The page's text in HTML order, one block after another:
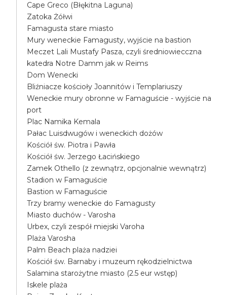
Cape Greco (Błękitna Laguna)
Zatoka Żółwi
Famagusta stare miasto
Mury weneckie Famagusty, wyjście na bastion
Meczet Lali Mustafy Pasza, czyli średniowiecczna
katedra Notre Damm jak w Reims
Dom Wenecki
Bliźniacze kościoły Joannitów i Templariuszy
Weneckie mury obronne w Famaguście - wyjście na
port
Plac Namika Kemala
Pałac Luisdwugów i weneckich dożów
Kościół św. Piotra i Pawła
Kościół św. Jerzego Łacińskiego
Zamek Othello (z zewnątrz, opcjonalnie wewnątrz)
Stadion w Famaguście
Bastion w Famaguście
Trzy bramy weneckie do Famagusty
Miasto duchów - Varosha
Urbex, czyli zespół miejski Varoha
Plaża Varosha
Palm Beach plaża nadziei
Kościół św. Barnaby i muzeum rękodzielnictwa
Salamina starożytne miasto (2.5 eur wstęp)
Iskele plaża